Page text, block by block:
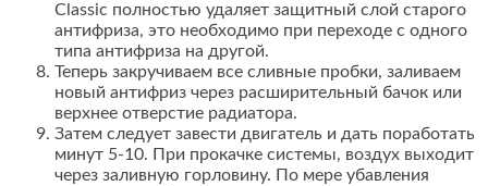
Classic полностью удаляет защитный слой старого
антифриза, это необходимо при переходе с одного
типа антифриза на другой.
Теперь закручиваем все сливные пробки, заливаем
новый антифриз через расширительный бачок или
верхнее отверстие радиатора.
Затем следует завести двигатель и дать поработать
минут 5-10. При прокачке системы, воздух выходит
через заливную горловину. По мере убавления